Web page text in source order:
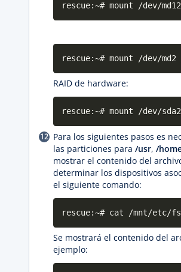
rescue:~# mount /dev/
rescue:~# mount /dev/
RAID de hardware:
rescue:~# mount /dev/
Para los siguientes pasos es
las particiones para /usr, /
mostrar el contenido del
determinar los dispositivos
el siguiente comando:
rescue:~# cat /mnt/etc/
Se mostrará el contenido del
ejemplo: